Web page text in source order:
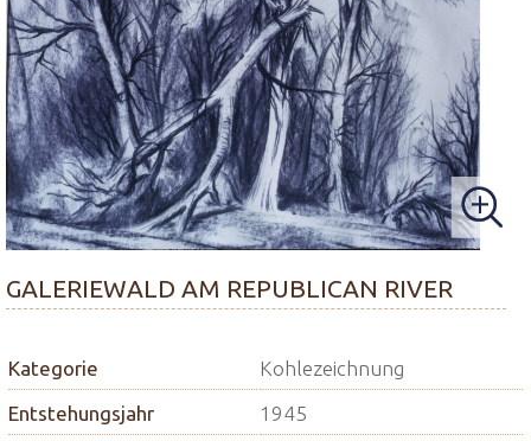
GALERIEWALD AM REPUBLICAN RIVER
Kategorie
Kohlezeichnung
Entstehungsjahr
1945